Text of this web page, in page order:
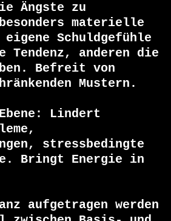
Ängste zu
materielle
Schuldgefühle
Tendenz, anderen die
Befreit von
Mustern.
Lindert
stressbedingte
Bringt Energie in
aufgetragen werden